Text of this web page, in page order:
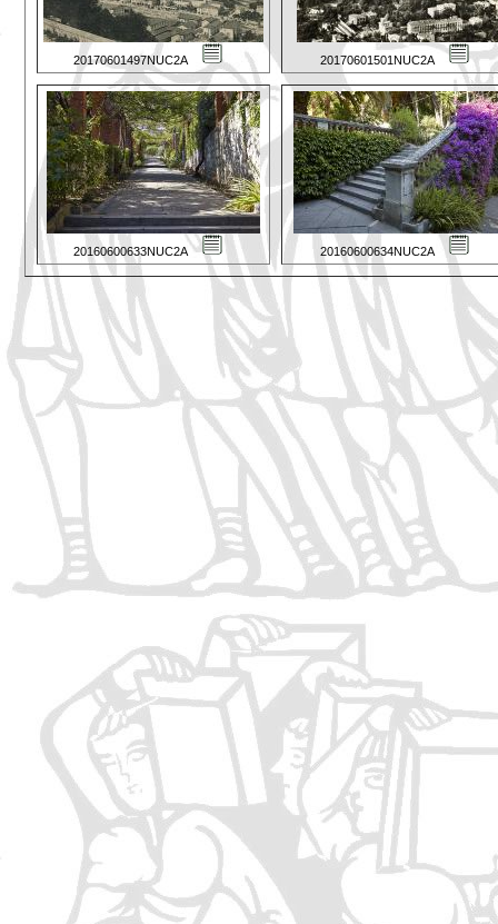
20170601497NUC2A 20170601501NUC2A
20160600633NUC2A 20160600634NUC2A